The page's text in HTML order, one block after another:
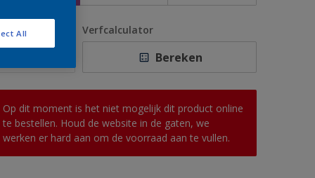
Verfcalculator
Bereken
Op dit moment is het niet mogelijk dit product online
te bestellen. Houd de website in de gaten, we
werken er hard aan om de voorraad aan te vullen.
All